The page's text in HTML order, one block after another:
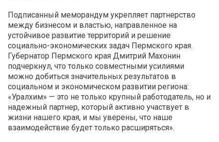
Подписанный меморандум укрепляет партнерство
между бизнесом и властью, направленное на
устойчивое развитие территорий и решение
социально-экономических задач Пермского края.
Губернатор Пермского края Дмитрий Махонин
подчеркнул, что только совместными усилиями
можно добиться значительных результатов в
социальном и экономическом развитии региона:
«Уралхим» — это не только крупный работодатель, но и
надежный партнер, который активно участвует в
жизни нашего края, и мы уверены, что наше
взаимодействие будет только расширяться».